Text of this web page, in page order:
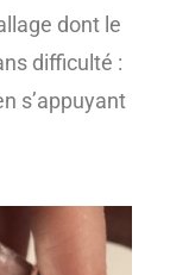
dont le
difficulté :
s’appuyant